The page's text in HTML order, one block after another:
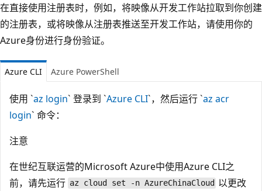
在直接使用注册表时，例如，将映像从开发工作站拉取到你创建
的注册表，或将映像从注册表推送至开发工作站，请使用你的
Azure身份进行身份验证。
Azure CLI Azure PowerShell
使用 `az login` 登录到 `Azure CLI`，然后运行 `az acr
login` 命令：
注意
在世纪互联运营的Microsoft Azure中使用Azure CLI之
前，请先运行 az cloud set -n AzureChinaCloud 以更改